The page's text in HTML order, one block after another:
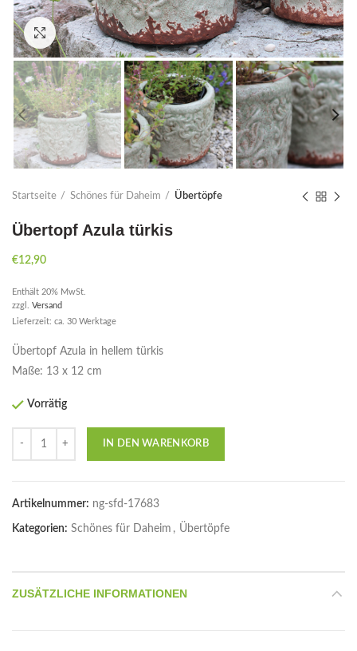
Click to enlarge
Startseite Schönes für Daheim Übertöpfe
Übertopf Azula türkis
€12,90
Enthält 20% MwSt.
zzgl. Versand
Lieferzeit: ca. 30 Werktage
Übertopf Azula in hellem türkis
Maße: 13 x 12 cm
Vorrätig
IN DEN WARENKORB
Artikelnummer: ng-sfd-17683
Kategorien: Schönes für Daheim , Übertöpfe
ZUSÄTZLICHE INFORMATIONEN